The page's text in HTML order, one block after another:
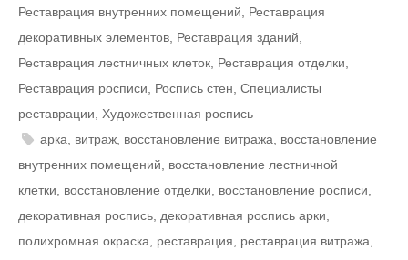
Реставрация внутренних помещений
Реставрация
декоративных элементов Реставрация зданий
Реставрация лестничных клеток Реставрация отделки
Реставрация росписи
Роспись стен Специалисты
реставрации
Художественная роспись
арка
витраж восстановление витража
восстановление
внутренних помещений
восстановление лестничной
клетки
восстановление отделки восстановление росписи
декоративная роспись декоративная роспись арки
полихромная окраска
реставрация реставрация витража